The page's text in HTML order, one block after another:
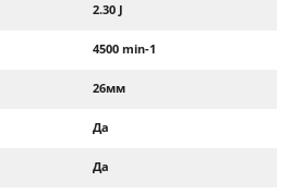
2.30 J
4500 min-1
26мм
Да
Да